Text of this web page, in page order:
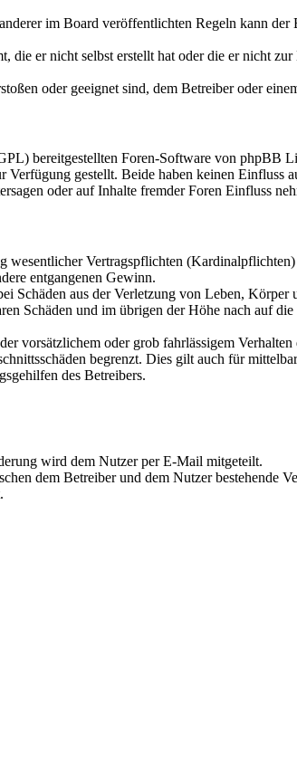
im Board veröffentlichten Regeln kann
er nicht selbst erstellt hat oder die er nicht
oder geeignet sind, dem Betreiber oder
bereitgestellten Foren-Software von phpBB
gestellt. Beide haben keinen Einfluss
oder auf Inhalte fremder Foren Einfluss
Vertragspflichten
entgangenen Gewinn.
Schäden aus der Verletzung von Leben, Körper
Schäden und im übrigen der Höhe nach auf
vorsätzlichem oder grob fahrlässigem Verhalten
begrenzt. Dies gilt auch für
des Betreibers.
wird dem Nutzer per E-Mail mitgeteilt.
dem Betreiber und dem Nutzer bestehende